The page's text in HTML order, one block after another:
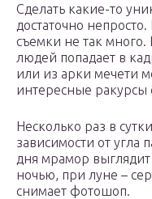
Сделать какие-то
достаточно
съемки не так много.
людей попадает в
или из арки мечети
интересные ракурсы
Несколько раз в
зависимости от угла
дня мрамор
ночью, при луне –
снимает фотошоп.